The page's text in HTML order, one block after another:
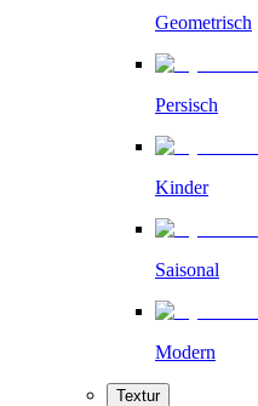
Geometrisch
Persisch
Kinder
Saisonal
Modern
Textur